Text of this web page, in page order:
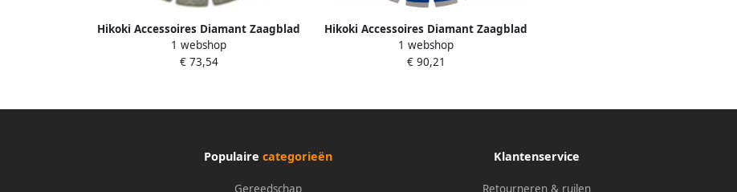
Hikoki Accessoires Diamant Zaagblad
300X22 2X10Mm Type Beton Laser
752857
1 webshop
€ 73,54
Hikoki Accessoires Diamant Zaagblad
300X25 4X10 Type Concrete Economy
Laser 773013
1 webshop
€ 90,21
Populaire categorieën
Gereedschap
Klantenservice
Retourneren & ruilen